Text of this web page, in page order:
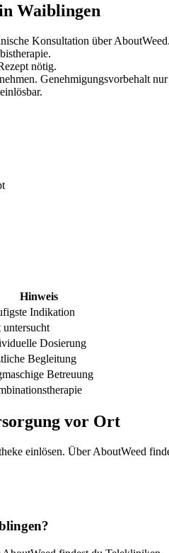
Waiblingen
Konsultation über
nötig.
Genehmigungsvorbehalt
Hinweis
Indikation
untersucht
Dosierung
Begleitung
Betreuung
vor Ort
einlösen. Über AboutWeed